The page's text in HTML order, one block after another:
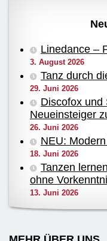
Linedance –
3. August 2026
Tanz durch
29. Juni 2026
Discofox und
Neueinsteiger
26. Juni 2026
NEU:
18. Juni 2026
Tanzen
ohne
13. Juni 2026